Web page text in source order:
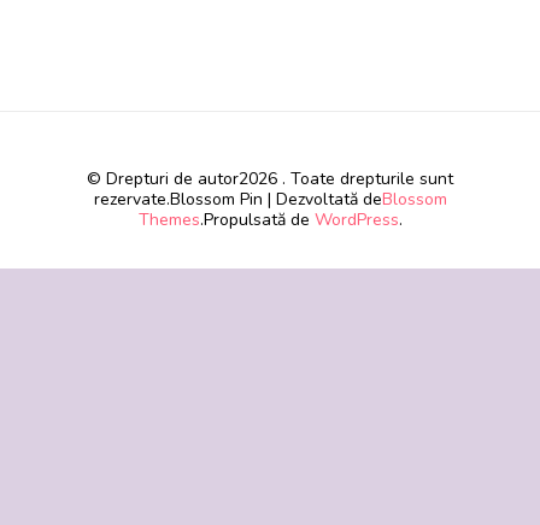
© Drepturi de autor2026 . Toate drepturile sunt
rezervate.Blossom Pin | Dezvoltată deBlossom
Themes.Propulsată de WordPress.